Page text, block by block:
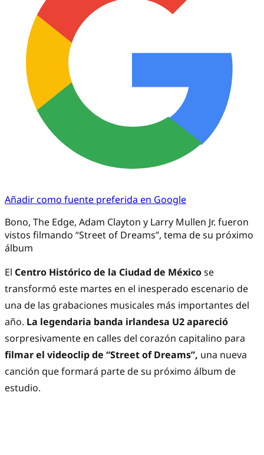
Añadir como fuente preferida en Google
Bono, The Edge, Adam Clayton y Larry Mullen Jr. fueron
vistos filmando “Street of Dreams”, tema de su próximo
álbum
El Centro Histórico de la Ciudad de Méxicose
transformó este martes en el inesperado escenario de
una de las grabaciones musicales más importantes del
año. La legendaria banda irlandesa U2 apareció
sorpresivamente en calles del corazón capitalino para
filmar el videoclip de “Street of Dreams”, una nueva
canción que formará parte de su próximo álbum de
estudio.